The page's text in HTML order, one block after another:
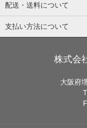
配送・送料について
支払い方法について
株式会
大阪府